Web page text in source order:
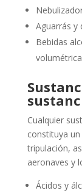
Aguarrás y
Bebidas
Cualquier
constituya
tripulación,
aeronaves y
Ácidos y